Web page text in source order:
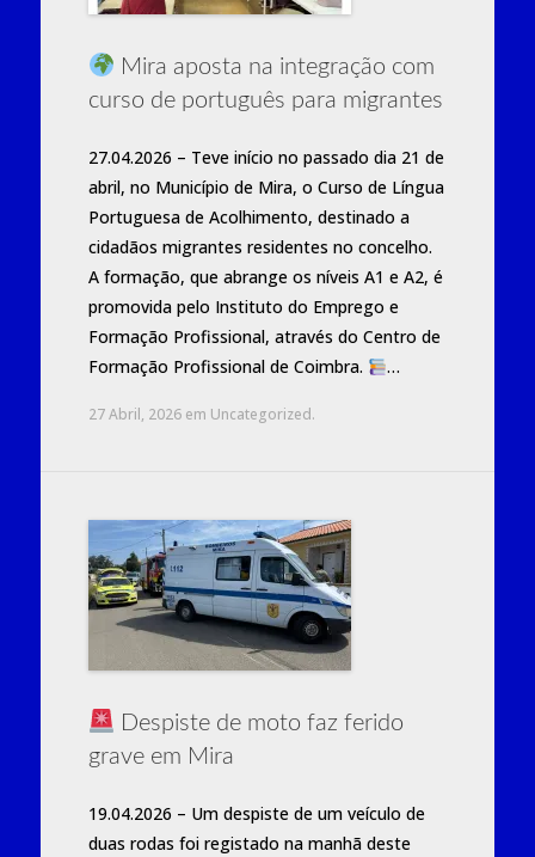
Mira aposta na integração com
curso de português para migrantes
27.04.2026 – Teve início no passado dia 21 de
abril, no Município de Mira, o Curso de Língua
Portuguesa de Acolhimento, destinado a
cidadãos migrantes residentes no concelho.
A formação, que abrange os níveis A1 e A2, é
promovida pelo Instituto do Emprego e
Formação Profissional, através do Centro de
Formação Profissional de Coimbra.
…
27 Abril, 2026em Uncategorized.
Despiste de moto faz ferido
grave em Mira
19.04.2026 – Um despiste de um veículo de
duas rodas foi registado na manhã deste